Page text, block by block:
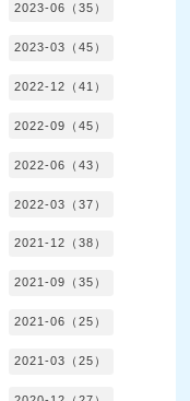
2023-06（35）
2023-03（45）
2022-12（41）
2022-09（45）
2022-06（43）
2022-03（37）
2021-12（38）
2021-09（35）
2021-06（25）
2021-03（25）